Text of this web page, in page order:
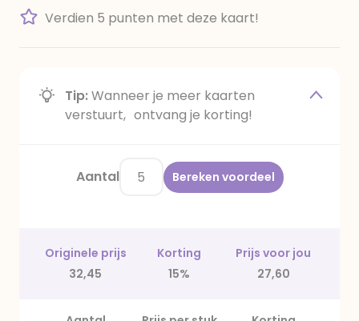
Verdien 5 punten met deze kaart!
Tip:Wanneer je meer kaarten
verstuurt, ontvang je korting!
Aantal Bereken voordeel
Originele prijs Korting
Prijs voor jou
32,45
15% 27,60